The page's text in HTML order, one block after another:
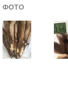
ФОТО